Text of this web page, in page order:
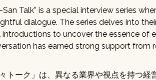
San Talk” is a special interview series
dialogue. The series delves into
introductions to uncover the essence of
has earned strong support from
々トーク」は、異なる業界や視点を持つ